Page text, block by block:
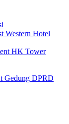
Western Hotel
HK Tower
Gedung DPRD